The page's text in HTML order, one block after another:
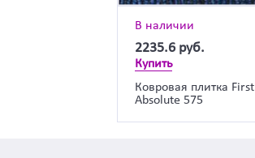
В наличии
2235.6 руб.
Купить
Ковровая плитка First
Absolute 575